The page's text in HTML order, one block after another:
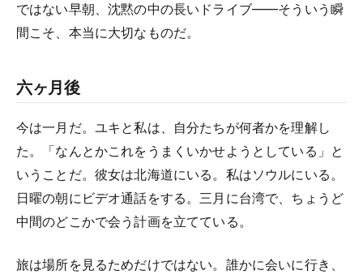
ではない早朝、沈黙の中の長いドライブ——そういう瞬
間こそ、本当に大切なものだ。
六ヶ月後
今は一月だ。ユキと私は、自分たちが何者かを理解し
た。「なんとかこれをうまくいかせようとしている」と
いうことだ。彼女は北海道にいる。私はソウルにいる。
日曜の朝にビデオ通話をする。三月に台湾で、ちょうど
中間のどこかで会う計画を立てている。
旅は場所を見るためだけではない。誰かに会いに行き、